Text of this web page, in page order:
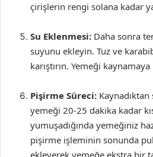
çirişlerin rengi solana kadar
Su Eklenmesi: Daha sonra
suyunu ekleyin. Tuz ve
karıştırın. Yemeği kaynamaya
Pişirme Süreci: Kaynadıktan
yemeği 20-25 dakika kadar
yumuşadığında yemeğiniz
pişirme işleminin sonunda
ekleyerek yemeğe ekstra bir